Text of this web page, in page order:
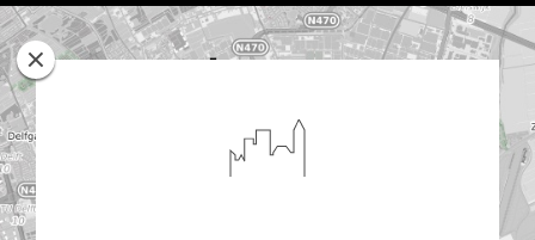
Rotterdam